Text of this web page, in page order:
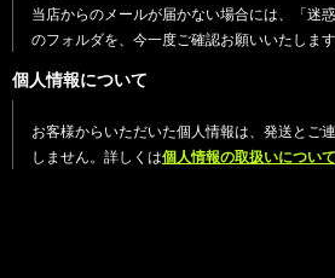
当店からのメールが届かない場合には、「迷
のフォルダを、今一度ご確認お願いいたします
個人情報について
お客様からいただいた個人情報は、発送とご
しません。詳しくは個人情報の取扱いについて